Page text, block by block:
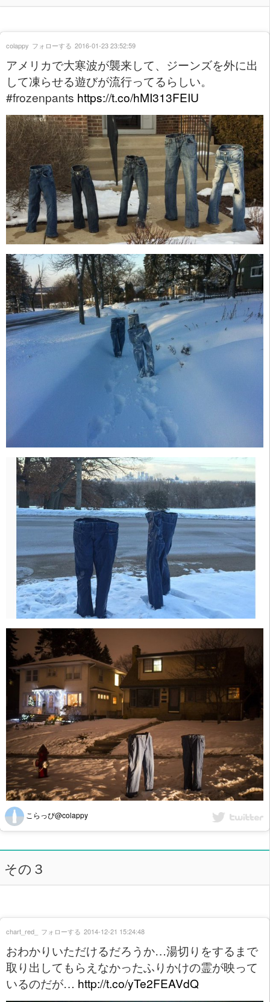
アメリカで大寒波が襲来して、ジーンズを外に出
して凍らせる遊びが流行ってるらしい。
#frozenpants https://t.co/hMI313FEIU
こらっぴ@colappy
colappy フォローする 2016-01-23 23:52:59
その３
おわかりいただけるだろうか…湯切りをするまで
取り出してもらえなかったふりかけの霊が映って
いるのだが… http://t.co/yTe2FEAVdQ
chart_red_ フォローする 2014-12-21 15:24:48